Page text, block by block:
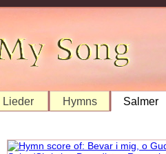
Lieder Hymns Salmer